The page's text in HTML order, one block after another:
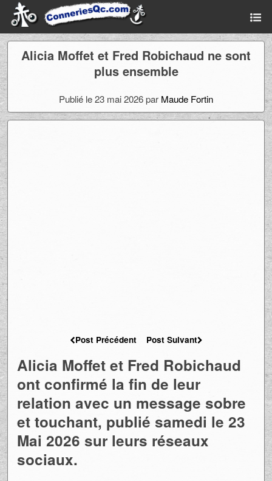
Alicia Moffet et Fred Robichaud ne sont
plus ensemble
Publié le 23 mai 2026 par Maude Fortin
Post Précédent Post Suivant
Alicia Moffet et Fred Robichaud
ont confirmé la fin de leur
relation avec un message sobre
et touchant, publié samedi le 23
Mai 2026 sur leurs réseaux
sociaux.